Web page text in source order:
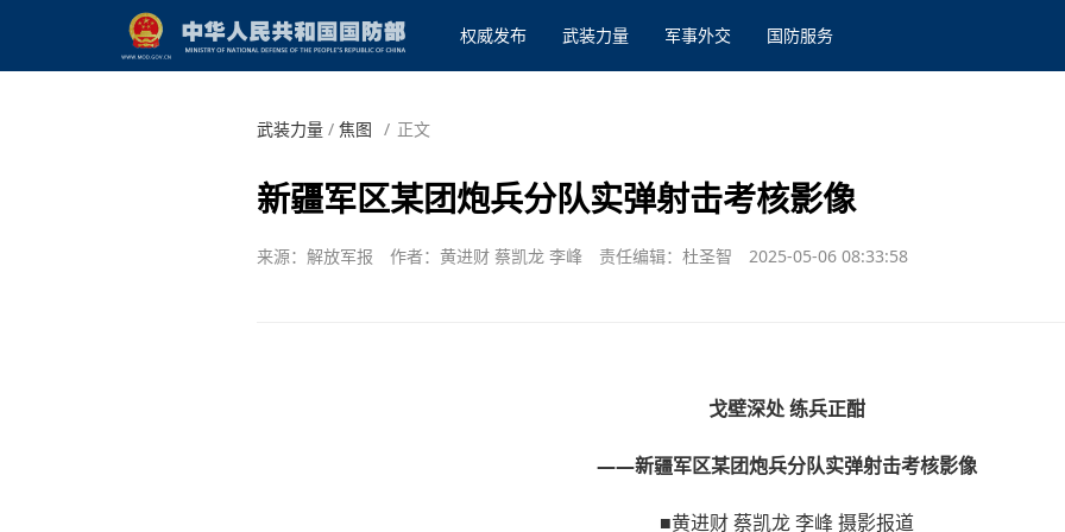
权威发布 武装力量 军事外交 国防服务
武装力量/ 焦图 / 正文
新疆军区某团炮兵分队实弹射击考核影像
来源：解放军报 作者：黄进财 蔡凯龙 李峰 责任编辑：杜圣智 2025-05-06 08:33:58
戈壁深处 练兵正酣
——新疆军区某团炮兵分队实弹射击考核影像
■黄进财 蔡凯龙 李峰 摄影报道